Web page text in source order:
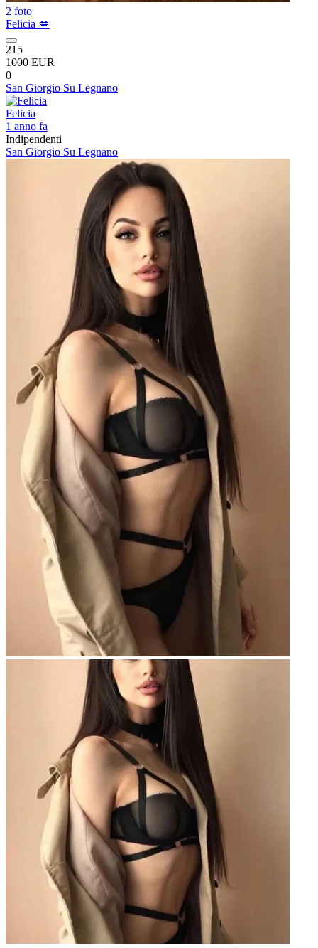
2 foto
Felicia 💋
215
1000 EUR
0
San Giorgio Su Legnano
Felicia
1 anno fa
Indipendenti
San Giorgio Su Legnano